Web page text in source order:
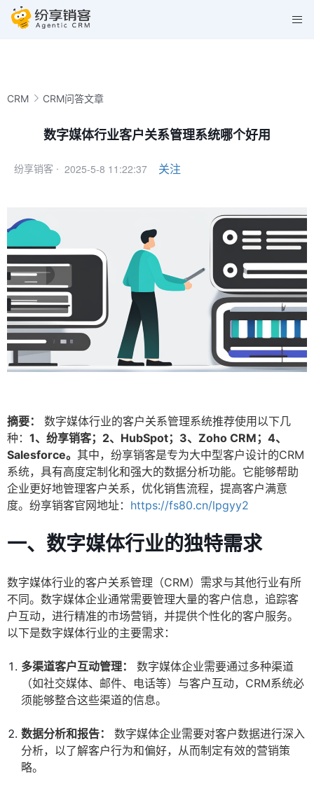
CRM CRM问答文章
数字媒体行业客户关系管理系统哪个好用
纷享销客 · 2025-5-8 11:22:37 关注
摘要：
数字媒体行业的客户关系管理系统推荐使用以下几
种： 1、纷享销客；2、HubSpot；3、Zoho CRM；4、
Salesforce。 其中，纷享销客是专为大中型客户设计的CRM
系统，具有高度定制化和强大的数据分析功能。它能够帮助
企业更好地管理客户关系，优化销售流程，提高客户满意
度。纷享销客官网地址： https://fs80.cn/lpgyy2
一、数字媒体行业的独特需求
数字媒体行业的客户关系管理（CRM）需求与其他行业有所
不同。数字媒体企业通常需要管理大量的客户信息，追踪客
户互动，进行精准的市场营销，并提供个性化的客户服务。
以下是数字媒体行业的主要需求：
多渠道客户互动管理：
数字媒体企业需要通过多种渠道
（如社交媒体、邮件、电话等）与客户互动，CRM系统必
须能够整合这些渠道的信息。
数据分析和报告：
数字媒体企业需要对客户数据进行深入
分析，以了解客户行为和偏好，从而制定有效的营销策
略。